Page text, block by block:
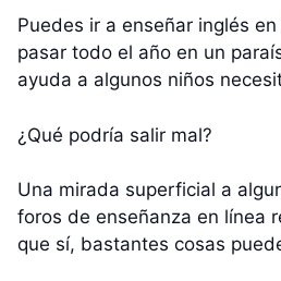
Puedes ir a enseñar inglés
pasar todo el año en un
ayuda a algunos niños
¿Qué podría salir mal?
Una mirada superficial a
foros de enseñanza en línea
que sí, bastantes cosas